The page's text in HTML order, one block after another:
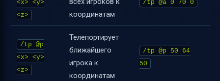
<x> <y>
<z>
координатам
/tp @a 0 70 0
/tp @p
<x> <y>
<z>
Телепортирует
ближайшего
игрока к
координатам
/tp @p 50 64
50